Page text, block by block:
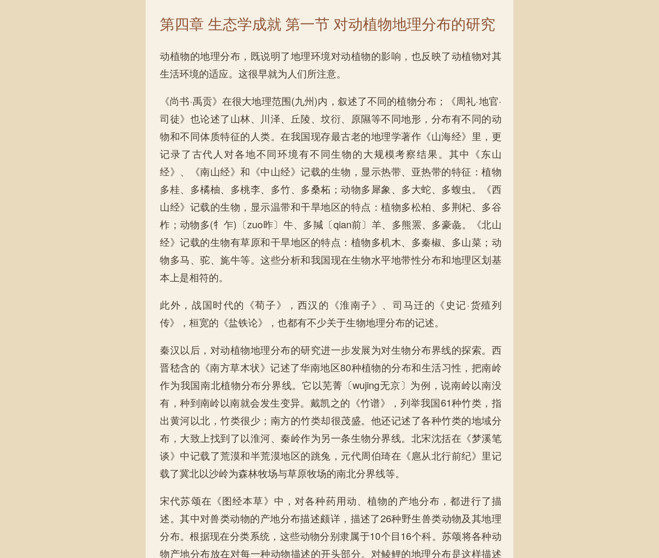
第四章 生态学成就 第一节 对动植物地理分布的研究
动植物的地理分布，既说明了地理环境对动植物的影响，也反映了动植物对其
生活环境的适应。这很早就为人们所注意。
《尚书·禹贡》在很大地理范围(九州)内，叙述了不同的植物分布；《周礼·地官·
司徒》也论述了山林、川泽、丘陵、坟衍、原隰等不同地形，分布有不同的动
物和不同体质特征的人类。在我国现存最古老的地理学著作《山海经》里，更
记录了古代人对各地不同环境有不同生物的大规模考察结果。其中《东山
经》、《南山经》和《中山经》记载的生物，显示热带、亚热带的特征：植物
多桂、多橘柚、多桃李、多竹、多桑柘；动物多犀象、多大蛇、多蝮虫。《西
山经》记载的生物，显示温带和干旱地区的特点：植物多松柏、多荆杞、多谷
柞；动物多(牜乍)〔zuo昨〕牛、多羬〔qian前〕羊、多熊罴、多豪彘。《北山
经》记载的生物有草原和干旱地区的特点：植物多机木、多秦椒、多山菜；动
物多马、驼、旄牛等。这些分析和我国现在生物水平地带性分布和地理区划基
本上是相符的。
此外，战国时代的《荀子》，西汉的《淮南子》、司马迁的《史记·货殖列
传》，桓宽的《盐铁论》，也都有不少关于生物地理分布的记述。
秦汉以后，对动植物地理分布的研究进一步发展为对生物分布界线的探索。西
晋嵇含的《南方草木状》记述了华南地区80种植物的分布和生活习性，把南岭
作为我国南北植物分布分界线。它以芜菁〔wujing无京〕为例，说南岭以南没
有，种到南岭以南就会发生变异。戴凯之的《竹谱》，列举我国61种竹类，指
出黄河以北，竹类很少；南方的竹类却很茂盛。他还记述了各种竹类的地域分
布，大致上找到了以淮河、秦岭作为另一条生物分界线。北宋沈括在《梦溪笔
谈》中记载了荒漠和半荒漠地区的跳兔，元代周伯琦在《扈从北行前纪》里记
载了冀北以沙岭为森林牧场与草原牧场的南北分界线等。
宋代苏颂在《图经本草》中，对各种药用动、植物的产地分布，都进行了描
述。其中对兽类动物的产地分布描述颇详，描述了26种野生兽类动物及其地理
分布。根据现在分类系统，这些动物分别隶属于10个目16个科。苏颂将各种动
物产地分布放在对每一种动物描述的开头部分。对鲮鲤的地理分布是这样描述